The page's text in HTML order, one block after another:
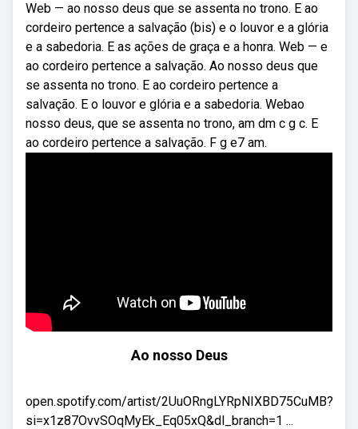
Web — ao nosso deus que se assenta no trono. E ao
cordeiro pertence a salvação (bis) e o louvor e a glória
e a sabedoria. E as ações de graça e a honra. Web — e
ao cordeiro pertence a salvação. Ao nosso deus que
se assenta no trono. E ao cordeiro pertence a
salvação. E o louvor e glória e a sabedoria. Webao
nosso deus, que se assenta no trono, am dm c g c. E
ao cordeiro pertence a salvação. F g e7 am.
Ao nosso Deus
open.spotify.com/artist/2UuORngLYRpNIXBD75CuMB?
si=x1z87OvvSOqMyEk_Eq05xQ&dl_branch=1 ...